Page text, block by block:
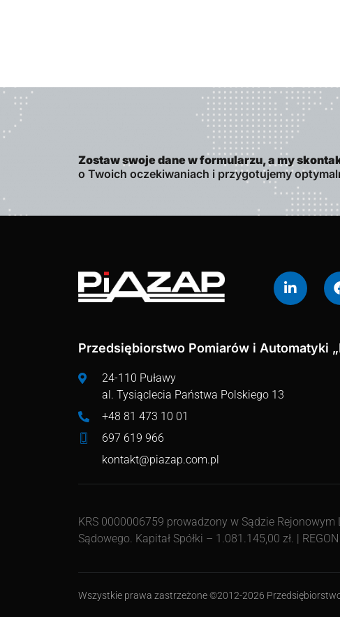
Zostaw swoje dane w formularzu, a my
o Twoich oczekiwaniach i przygotujemy
Przedsiębiorstwo Pomiarów i Automatyki
24-110 Puławy
al. Tysiąclecia Państwa Polskiego 13
+48 81 473 10 01
697 619 966
kontakt@piazap.com.pl
KRS 0000006759 prowadzony w Sądzie
Sądowego. Kapitał Spółki – 1.081.145,00 zł. |
Wszystkie prawa zastrzeżone ©2012-2026